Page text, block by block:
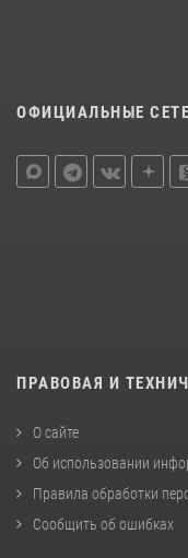
ОФИЦИАЛЬНЫЕ
ПРАВОВАЯ И
О сайте
Об использовании
Правила обработки
Сообщить об ошибках